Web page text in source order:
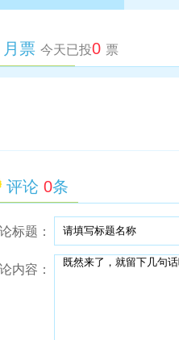
月票 今天已投0 票
评论 0条
标题：
内容：